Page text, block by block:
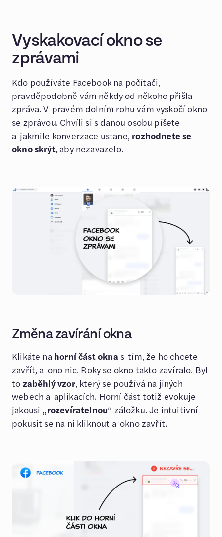
Vyskakovací okno se
zprávami
Kdo používáte Facebook na počítači,
pravděpodobně vám někdy od někoho přišla
zpráva. V pravém dolním rohu vám vyskočí okno
se zprávou. Chvíli si s danou osobu píšete
a jakmile konverzace ustane, rozhodnete se
okno skrýt, aby nezavazelo.
Změna zavírání okna
Klikáte na horní část okna s tím, že ho chcete
zavřít, a ono nic. Roky se okno takto zavíralo. Byl
to zaběhlý vzor, který se používá na jiných
webech a aplikacích. Horní část totiž evokuje
jakousi „rozevíratelnou“ záložku. Je intuitivní
pokusit se na ni kliknout a okno zavřít.